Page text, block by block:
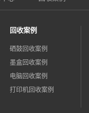
回收案例
硒鼓回收案例
墨盒回收案例
电脑回收案例
打印机回收案例